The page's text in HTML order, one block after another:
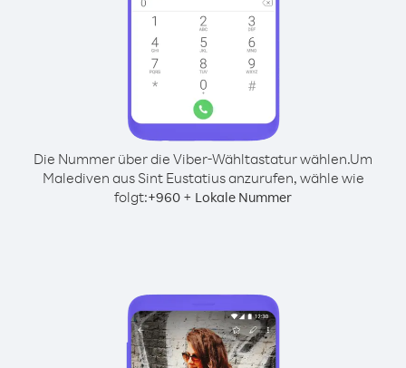
Die Nummer über die Viber-Wähltastatur wählen.Um
Malediven aus Sint Eustatius anzurufen, wähle wie
folgt:+960 + Lokale Nummer